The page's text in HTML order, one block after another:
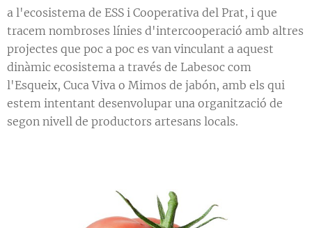
a l'ecosistema de ESS i Cooperativa del Prat, i que
tracem nombroses línies d'intercooperació amb altres
projectes que poc a poc es van vinculant a aquest
dinàmic ecosistema a través de Labesoc com
l'Esqueix, Cuca Viva o Mimos de jabón, amb els qui
estem intentant desenvolupar una organització de
segon nivell de productors artesans locals.